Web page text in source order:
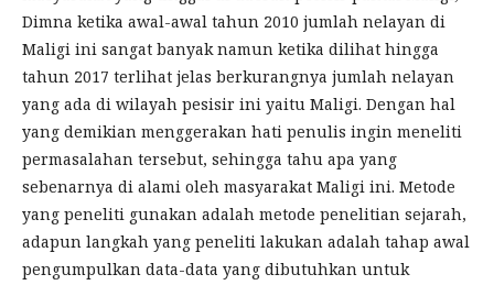
Dimna ketika awal-awal tahun 2010 jumlah nelayan di
Maligi ini sangat banyak namun ketika dilihat hingga
tahun 2017 terlihat jelas berkurangnya jumlah nelayan
yang ada di wilayah pesisir ini yaitu Maligi. Dengan hal
yang demikian menggerakan hati penulis ingin meneliti
permasalahan tersebut, sehingga tahu apa yang
sebenarnya di alami oleh masyarakat Maligi ini. Metode
yang peneliti gunakan adalah metode penelitian sejarah,
adapun langkah yang peneliti lakukan adalah tahap awal
pengumpulkan data-data yang dibutuhkan untuk